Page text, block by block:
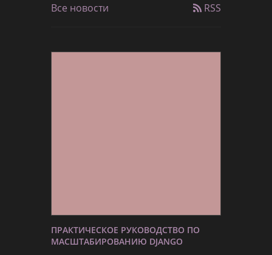
Все новости RSS
ПРАКТИЧЕСКОЕ РУКОВОДСТВО ПО
МАСШТАБИРОВАНИЮ DJANGO